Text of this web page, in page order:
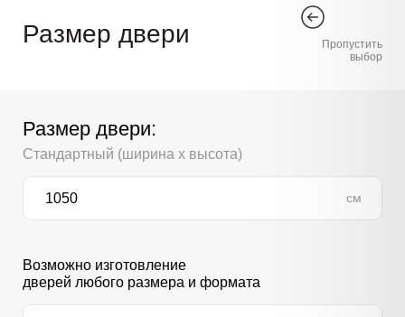
Размер двери
Пропустить
выбор
Размер двери:
Стандартный (ширина х высота)
см
Возможно изготовление
дверей любого размера и формата